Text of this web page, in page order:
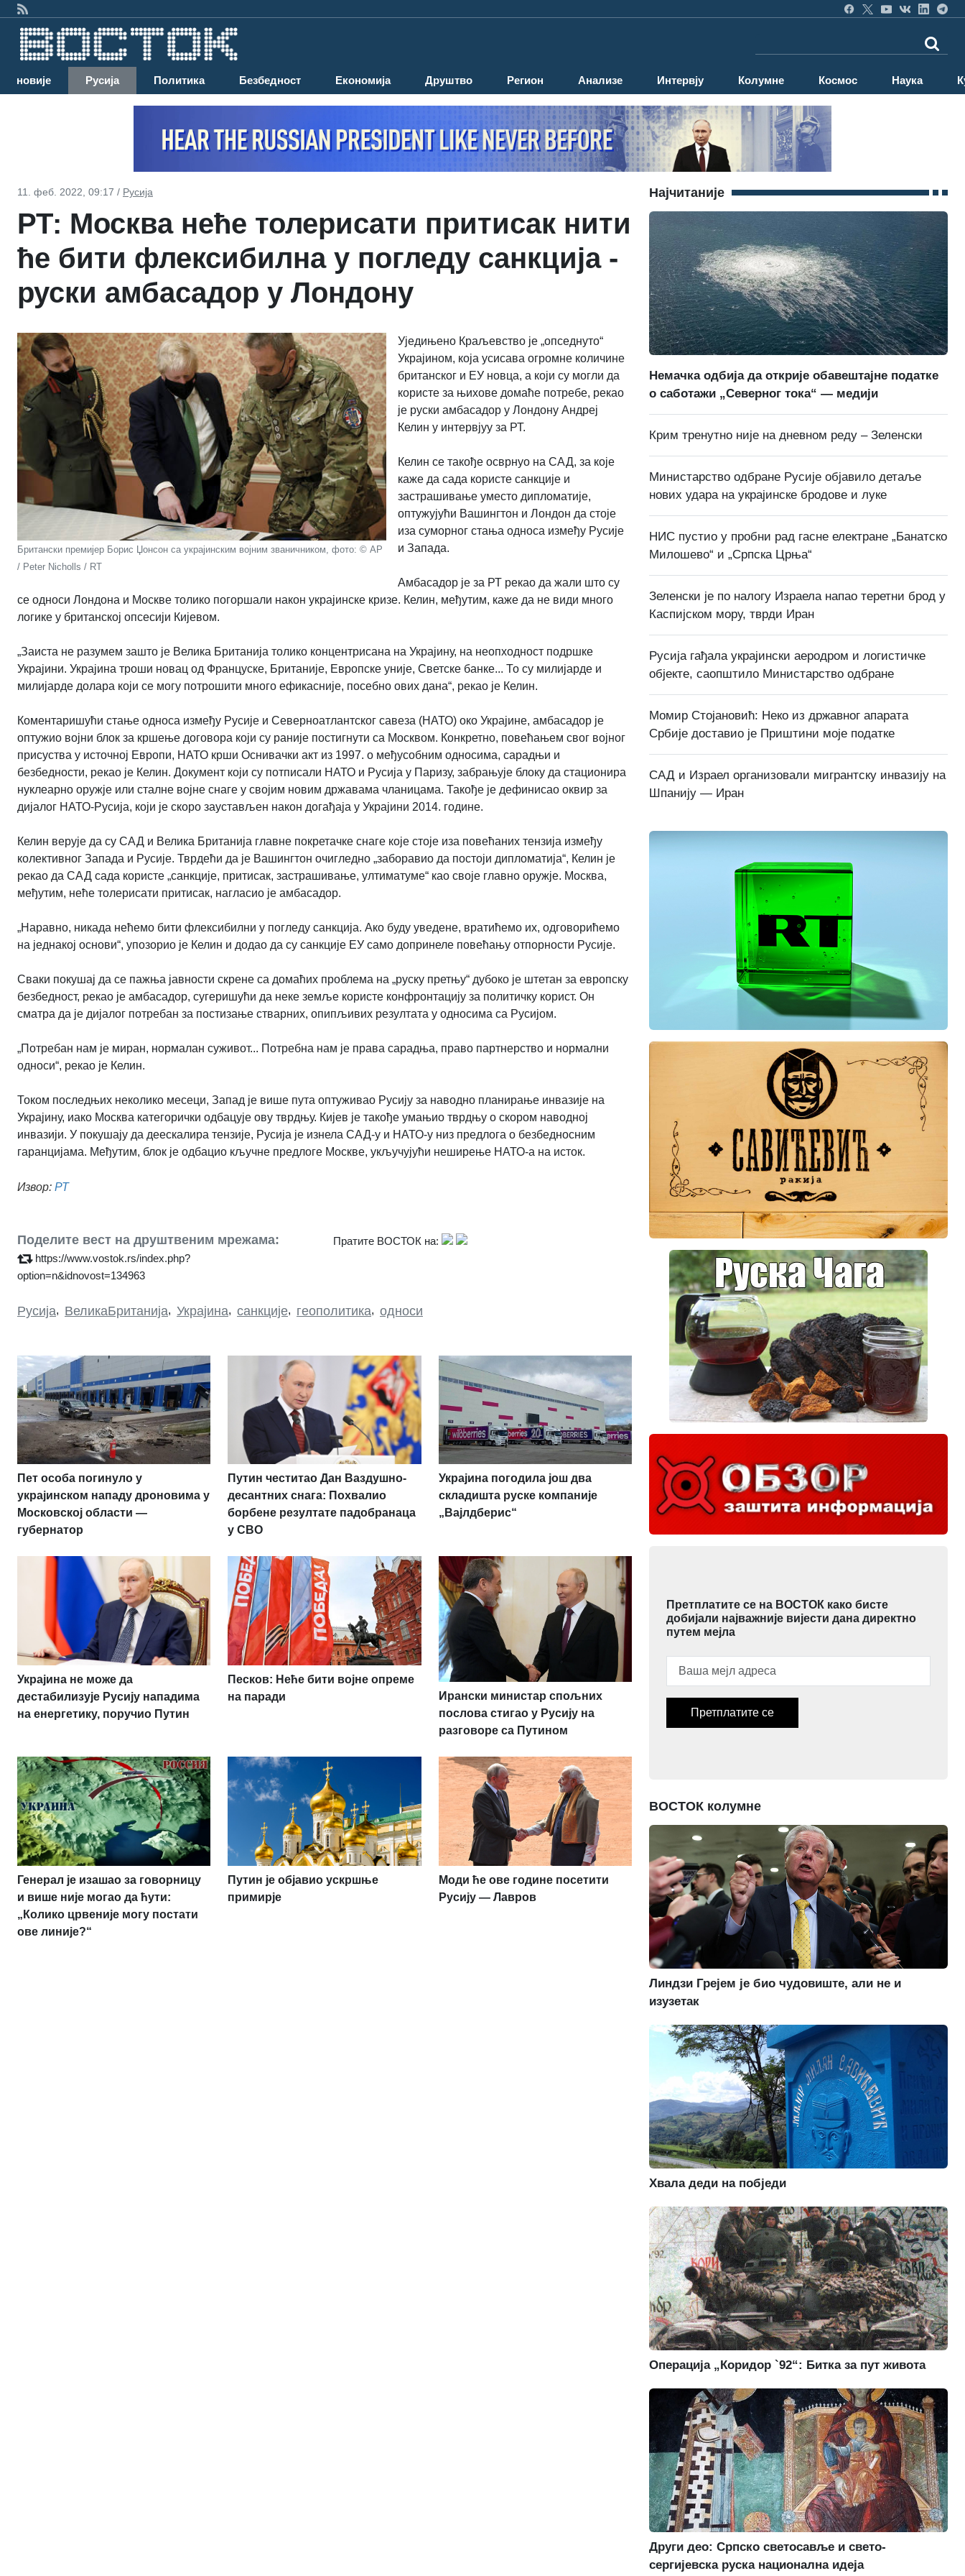
Најновије Русија Политика Безбедност Економија Друштво Регион Анализе Интервју Колумне Космос Наука
11. феб. 2022, 09:17 / Русија
РТ: Москва неће толерисати притисак нити
ће бити флексибилна у погледу санкција -
руски амбасадор у Лондону
Британски премијер Борис Џонсон са украјинским војним званичником, фото: © AP
/ Peter Nicholls / RT
Уједињено Краљевство је „опседнуто“
Украјином, која усисава огромне количине
британског и ЕУ новца, а који су могли да
користе за њихове домаће потребе, рекао
је руски амбасадор у Лондону Андреј
Келин у интервјуу за РТ.
Келин се такође осврнуо на САД, за које
каже да сада користе санкције и
застрашивање уместо дипломатије,
оптужујући Вашингтон и Лондон да стоје
иза суморног стања односа између Русије
и Запада.
Амбасадор је за РТ рекао да жали што су
се односи Лондона и Москве толико погоршали након украјинске кризе. Келин, међутим, каже да не види много
логике у британској опсесији Кијевом.
„Заиста не разумем зашто је Велика Британија толико концентрисана на Украјину, на неопходност подршке
Украјини. Украјина троши новац од Француске, Британије, Европске уније, Светске банке... То су милијарде и
милијарде долара који се могу потрошити много ефикасније, посебно ових дана“, рекао је Келин.
Коментаришући стање односа између Русије и Северноатлантског савеза (НАТО) око Украјине, амбасадор је
оптужио војни блок за кршење договора који су раније постигнути са Москвом. Конкретно, повећањем свог војног
присуства у источној Европи, НАТО крши Оснивачки акт из 1997. о међусобним односима, сарадњи и
безбедности, рекао је Келин. Документ који су потписали НАТО и Русија у Паризу, забрањује блоку да стационира
нуклеарно оружје или сталне војне снаге у својим новим државама чланицама. Такође је дефинисао оквир за
дијалог НАТО-Русија, који је скоро заустављен након догађаја у Украјини 2014. године.
Келин верује да су САД и Велика Британија главне покретачке снаге које стоје иза повећаних тензија између
колективног Запада и Русије. Тврдећи да је Вашингтон очигледно „заборавио да постоји дипломатија“, Келин је
рекао да САД сада користе „санкције, притисак, застрашивање, ултиматуме“ као своје главно оружје. Москва,
међутим, неће толерисати притисак, нагласио је амбасадор.
„Наравно, никада нећемо бити флексибилни у погледу санкција. Ако буду уведене, вратићемо их, одговорићемо
на једнакој основи“, упозорио је Келин и додао да су санкције ЕУ само допринеле повећању отпорности Русије.
Сваки покушај да се пажња јавности скрене са домаћих проблема на „руску претњу“ дубоко је штетан за европску
безбедност, рекао је амбасадор, сугеришући да неке земље користе конфронтацију за политичку корист. Он
сматра да је дијалог потребан за постизање стварних, опипљивих резултата у односима са Русијом.
„Потребан нам је миран, нормалан суживот... Потребна нам је права сарадња, право партнерство и нормални
односи“, рекао је Келин.
Током последњих неколико месеци, Запад је више пута оптуживао Русију за наводно планирање инвазије на
Украјину, иако Москва категорички одбацује ову тврдњу. Кијев је такође умањио тврдњу о скором наводној
инвазији. У покушају да деескалира тензије, Русија је изнела САД-у и НАТО-у низ предлога о безбедносним
гаранцијама. Међутим, блок је одбацио кључне предлоге Москве, укључујући неширење НАТО-а на исток.
Извор: РТ
Поделите вест на друштвеним мрежама:
https://www.vostok.rs/index.php?
option=n&idnovost=134963
Пратите ВОСТОК на:
Русија, ВеликаБританија, Украјина, санкције, геополитика, односи
Пет особа погинуло у
украјинском нападу дроновима у
Московској области —
губернатор
Путин честитао Дан Ваздушно-
десантних снага: Похвалио
борбене резултате падобранаца
у СВО
Украјина погодила још два
складишта руске компаније
„Вајлдберис“
Украјина не може да
дестабилизује Русију нападима
на енергетику, поручио Путин
Песков: Неће бити војне опреме
на паради
Ирански министар спољних
послова стигао у Русију на
разговоре са Путином
Генерал је изашао за говорницу
и више није могао да ћути:
„Колико црвеније могу постати
ове линије?“
Путин је објавио ускршње
примирје
Моди ће ове године посетити
Русију — Лавров
Најчитаније
Немачка одбија да открије обавештајне податке
о саботажи „Северног тока“ — медији
Крим тренутно није на дневном реду – Зеленски
Министарство одбране Русије објавило детаље
нових удара на украјинске бродове и луке
НИС пустио у пробни рад гасне електране „Банатско
Милошево“ и „Српска Црња“
Зеленски је по налогу Израела напао теретни брод у
Каспијском мору, тврди Иран
Русија гађала украјински аеродром и логистичке
објекте, саопштило Министарство одбране
Момир Стојановић: Неко из државног апарата
Србије доставио је Приштини моје податке
САД и Израел организовали мигрантску инвазију на
Шпанију — Иран
Претплатите се на ВОСТОК како бисте
добијали најважније вијести дана директно
путем мејла
Претплатите се
ВОСТОК колумне
Линдзи Грејем је био чудовиште, али не и
изузетак
Хвала деди на побједи
Операција „Коридор `92“: Битка за пут живота
Други део: Српско светосавље и свето-
сергијевска руска национална идеја